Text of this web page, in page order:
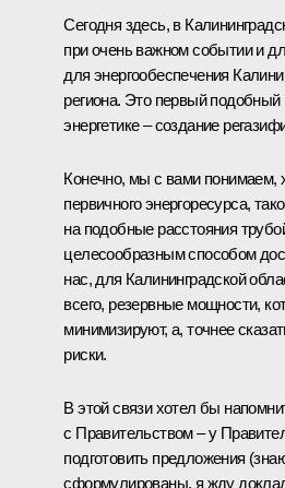
Сегодня здесь, в
при очень важном событии и
для энергообеспечения
региона. Это первый подобный
энергетике – создание
Конечно, мы с вами понимаем,
первичного энергоресурса,
на подобные расстояния
целесообразным способом
нас, для Калининградской
всего, резервные мощности,
минимизируют, а, точнее
риски.
В этой связи хотел бы
с Правительством – у
подготовить предложения
сформулированы, я жду